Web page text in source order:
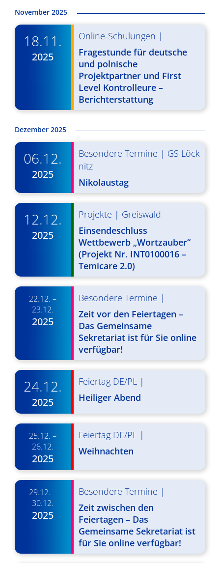
a
n
s
a
t
u
n
n
u
c
h
u
d
A
i
t
,
N
a
s
n
g
A
i
n
-
g
i
November 2025
18.11.
2025
Online-Schulungen |
Fragestunde für deutsche
und polnische
Projektpartner und First
Level Kontrolleure –
Berichterstattung
Dezember 2025
06.12.
2025
Besondere Termine | GS Löck
nitz
Nikolaustag
12.12.
2025
Projekte | Greiswald
Einsendeschluss
Wettbewerb „Wortzauber“
(Projekt Nr. INT0100016 –
Temicare 2.0)
22.12. –
23.12.
2025
Besondere Termine |
Zeit vor den Feiertagen –
Das Gemeinsame
Sekretariat ist für Sie online
verfügbar!
24.12.
2025
Feiertag DE/PL |
Heiliger Abend
25.12. –
26.12.
2025
Feiertag DE/PL |
Weihnachten
29.12. –
30.12.
2025
Besondere Termine |
Zeit zwischen den
Feiertagen – Das
Gemeinsame Sekretariat ist
für Sie online verfügbar!